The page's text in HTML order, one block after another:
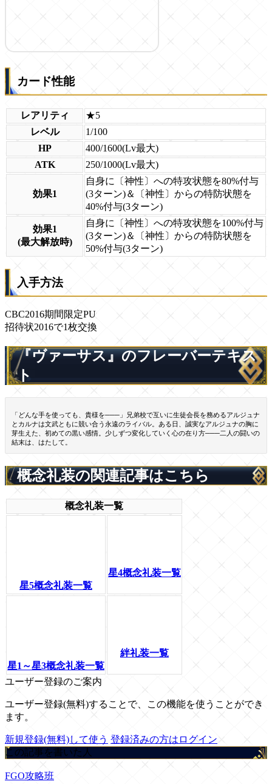
カード性能
レアリティ
★5
レベル
1/100
HP
400/1600(Lv最大)
ATK
250/1000(Lv最大)
効果1
自身に〔神性〕への特攻状態を80%付与
(3ターン)＆〔神性〕からの特防状態を
40%付与(3ターン)
効果1
(最大解放時)
自身に〔神性〕への特攻状態を100%付与
(3ターン)＆〔神性〕からの特防状態を
50%付与(3ターン)
入手方法
CBC2016期間限定PU
招待状2016で1枚交換
『ヴァーサス』のフレーバーテキス
ト
「どんな手を使っても、貴様を───」兄弟校で互いに生徒会長を務めるアルジュナ
とカルナは文武ともに競い合う永遠のライバル。ある日、誠実なアルジュナの胸に
芽生えた、初めての黒い感情。少しずつ変化していく心の在り方───二人の闘いの
結末は、はたして。
概念礼装の関連記事はこちら
概念礼装一覧
星5概念礼装一覧
星4概念礼装一覧
星1～星3概念礼装一覧
絆礼装一覧
ユーザー登録のご案内
ユーザー登録(無料)することで、この機能を使うことができ
ます。
新規登録(無料)して使う 登録済みの方はログイン
この記事を書いた人
FGO攻略班